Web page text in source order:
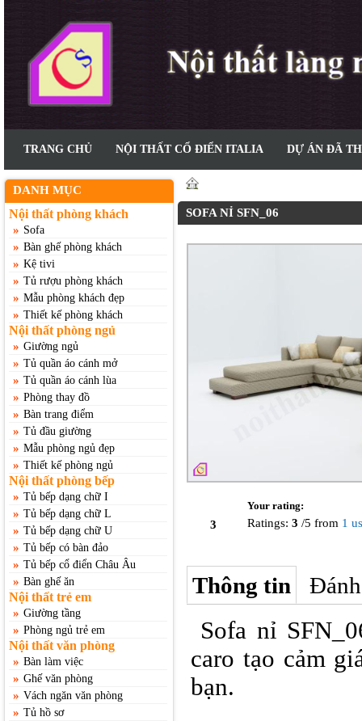
TRANG CHỦ NỘI THẤT CỔ ĐIỂN ITALIA DỰ ÁN ĐÃ
DANH MỤC
Nội thất phòng khách
» Sofa
» Bàn ghế phòng khách
» Kệ tivi
» Tủ rượu phòng khách
» Mẫu phòng khách đẹp
» Thiết kế phòng khách
Nội thất phòng ngủ
» Giường ngủ
» Tủ quần áo cánh mở
» Tủ quần áo cánh lùa
» Phòng thay đồ
» Bàn trang điểm
» Tủ đầu giường
» Mẫu phòng ngủ đẹp
» Thiết kế phòng ngủ
Nội thất phòng bếp
» Tủ bếp dạng chữ I
» Tủ bếp dạng chữ L
» Tủ bếp dạng chữ U
» Tủ bếp có bàn đảo
» Tủ bếp cổ điển Châu Âu
» Bàn ghế ăn
Nội thất trẻ em
» Giường tầng
» Phòng ngủ trẻ em
Nội thất văn phòng
» Bàn làm việc
» Ghế văn phòng
» Vách ngăn văn phòng
» Tủ hồ sơ
SOFA NỈ SFN_06
3
Your rating:
Ratings: 3 /5 from 1
Thông tin
Sofa nỉ
caro tạo cảm
bạn.